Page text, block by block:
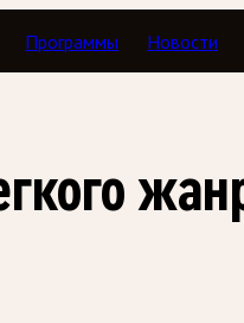
Программы Новости
с дилетантом